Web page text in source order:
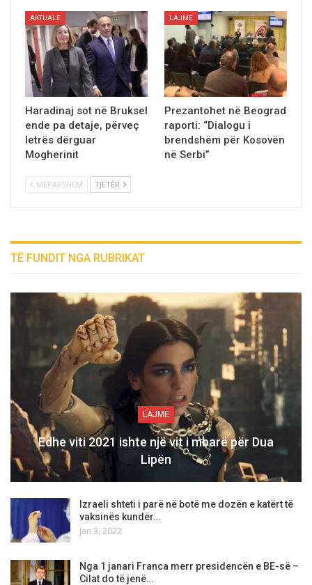
AKTUALE
Haradinaj sot nё Bruksel
ende pa detaje, pёrveç
letrës dёrguar
Mogherinit
LAJME
Prezantohet në Beograd
raporti: “Dialogu i
brendshëm për Kosovën
në Serbi”
MËPARSHËM TJETËR
TË FUNDIT NGA RUBRIKAT
LAJME
Edhe viti 2021 ishte një vit i mbarë për Dua
Lipën
Izraeli shteti i parë në botë me dozën e katërt të
vaksinës kundër…
Jan 3, 2022
Nga 1 janari Franca merr presidencën e BE-së –
Cilat do të jenë…